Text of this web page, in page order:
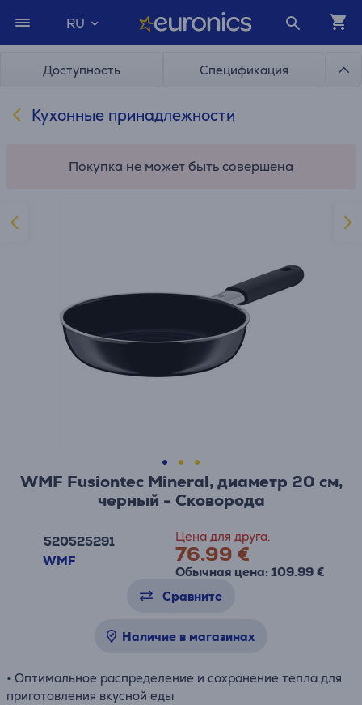
RU
Доступность Спецификация
Кухонные принадлежности
Покупка не может быть совершена
WMF Fusiontec Mineral, диаметр 20 см,
черный - Сковорода
520525291
WMF
Цена для друга:
76.99 €
Обычная цена: 109.99 €
Сравните
Наличие в магазинах
• Оптимальное распределение и сохранение тепла для
приготовления вкусной еды